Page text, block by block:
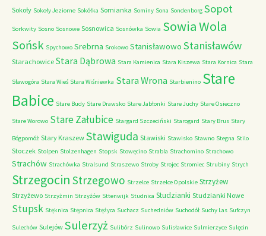
Sokoły Sokoły Jeziorne Sokółka Somianka Sominy Sona Sondenborg Sopot
Sorkwity Sosno Sosnowe Sosnowica Sosnówka Sowia Sowia Wola
Sońsk Spychowo Srebrna Srokowo Stanisławowo Stanisławów
Starachowice Stara Dąbrowa Stara Kamienica Stara Kiszewa Stara Kornica Stara
Sławogóra Stara Wieś Stara Wiśniewka Stara Wrona Starbienino Stare
Babice Stare Budy Stare Drawsko Stare Jabłonki Stare Juchy Stare Osieczno
Stare Worowo Stare Załubice Stargard Szczeciński Starogard Stary Brus Stary
Bógpomóż Stary Kraszew Stawiguda Stawiski Stawisko Stawno Stegna Stilo
Stoczek Stolpen Stolzenhagen Stopsk Stowęcino Strabla Strachomino Strachowo
Strachów Strachówka Stralsund Straszewo Stroby Strojec Stromiec Strubiny Strych
Strzegocin Strzegowo Strzelce Strzelce Opolskie Strzyżew
Strzyżewo Strzyżmin Strzyżów Sttenwijk Studnica Studzianki Studzianki Nowe
Stupsk Stęknica Stępnica Stężyca Suchacz Suchedniów Suchodół Suchy Las Sufczyn
Sulechów Sulejów Sulerzyż Sulibórz Sulinowo Sulisławice Sulmierzyce Sulęcin